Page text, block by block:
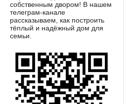
собственным двором! В нашем
телеграм-канале
рассказываем, как построить
тёплый и надёжный дом для
семьи.